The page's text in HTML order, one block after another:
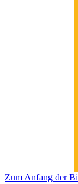
Zum Anfang der